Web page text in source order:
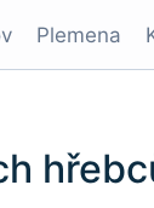
Plemena